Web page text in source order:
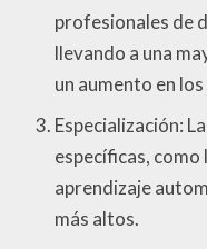
profesionales de
llevando a una
un aumento en
Especialización:
específicas,
aprendizaje
más altos.